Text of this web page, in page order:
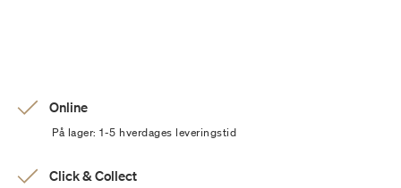
Online
På lager: 1-5 hverdages leveringstid
Click & Collect